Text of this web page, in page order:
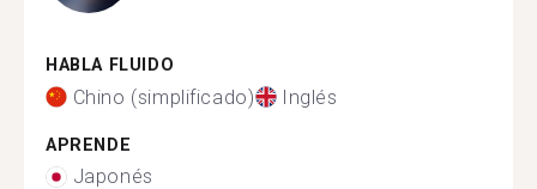
HABLA FLUIDO
Chino (simplificado) Inglés
APRENDE
Japonés